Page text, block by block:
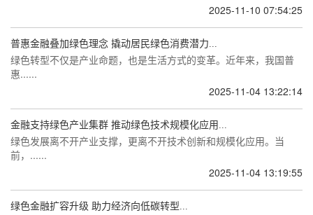
2025-11-10 07:54:25
普惠金融叠加绿色理念 撬动居民绿色消费潜力...
绿色转型不仅是产业命题，也是生活方式的变革。近年来，我国普
惠......
2025-11-04 13:22:14
金融支持绿色产业集群 推动绿色技术规模化应用...
绿色发展离不开产业支撑，更离不开技术创新和规模化应用。当
前，......
2025-11-04 13:19:55
绿色金融扩容升级 助力经济向低碳转型...